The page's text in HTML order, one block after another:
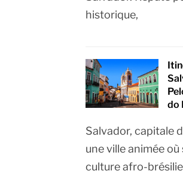
historique,
do
Salvador, capitale
une ville animée
culture afro-